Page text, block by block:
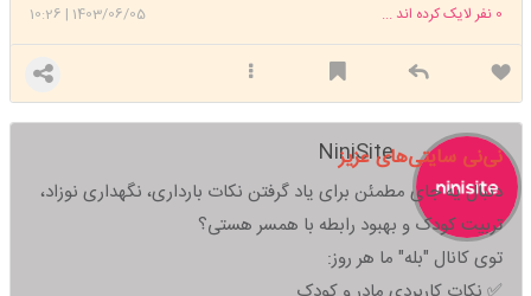
1403/06/05
|
10:26 0 نفر لایک کرده اند ...
NiniSite
نی‌نی سایتی‌های عزیز
دنبال یه جای مطمئن برای یاد گرفتن نکات بارداری، نگهداری نوزاد،
تربیت کودک و بهبود رابطه با همسر هستی؟
توی کانال "بله" ما هر روز: